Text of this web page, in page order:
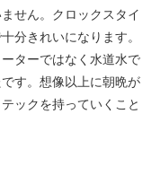
せん。クロックスタイ
分きれいになります。
ターではなく水道水で
す。想像以上に朝晩が
ックを持っていくこと